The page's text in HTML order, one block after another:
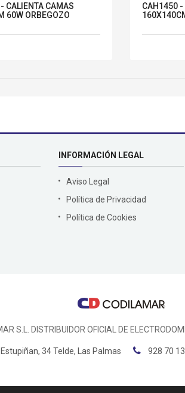
CALIENTA CAMAS
60W ORBEGOZO
CAH1450 -
INFORMACIÓN LEGAL
Aviso Legal
Política de Privacidad
Política de Cookies
S.L. DISTRIBUIDOR OFICIAL DE
34 Telde, Las Palmas 928 70